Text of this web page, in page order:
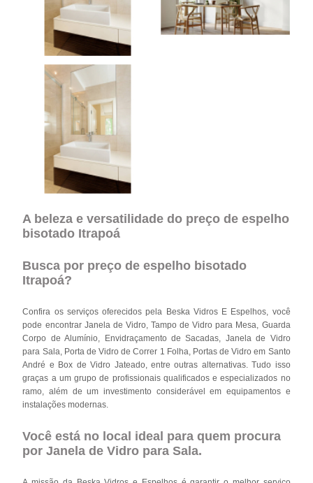
A beleza e versatilidade do preço de espelho
bisotado Itrapoá
Busca por preço de espelho bisotado
Itrapoá?
Confira os serviços oferecidos pela Beska Vidros E Espelhos, você
pode encontrar Janela de Vidro, Tampo de Vidro para Mesa, Guarda
Corpo de Alumínio, Envidraçamento de Sacadas, Janela de Vidro
para Sala, Porta de Vidro de Correr 1 Folha, Portas de Vidro em Santo
André e Box de Vidro Jateado, entre outras alternativas. Tudo isso
graças a um grupo de profissionais qualificados e especializados no
ramo, além de um investimento considerável em equipamentos e
instalações modernas.
Você está no local ideal para quem procura
porJanela de Vidro para Sala.